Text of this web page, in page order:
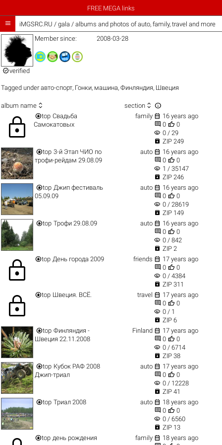
FREE MEGA links
 iMGSRC.RU / gala / albums and photos of auto, family, travel and more
verified
Member since: 2008-03-28
Tagged underавто-спорт, Гонки, машина,Финляндия, Швеция
album name  section  
lock top Свадьба
Самокатовых
family  16 years ago
 0  0
visibility 0 / 29
 ZIP 249
top 3-й Этап ЧИО по
трофи-рейдам 29.08.09
auto  16 years ago
 0  0
visibility 1 / 35147
 ZIP 246
top Джип фестиваль
05.09.09
auto  16 years ago
 0  0
visibility 0 / 28619
 ZIP 149
top Трофи 29.08.09 auto  16 years ago
 0  0
visibility 0 / 842
 ZIP 2
lock top День города 2009 friends  17 years ago
 0  0
visibility 0 / 4384
 ZIP 311
lock top Швеция. ВСЁ. travel  17 years ago
 0  0
visibility 0 / 1
 ZIP 6
top Финляндия -
Швеция 22.11.2008
Finland  17 years ago
 0  0
visibility 0 / 6714
 ZIP 38
top Кубок РАФ 2008
Джип-триал
auto  17 years ago
 0  0
visibility 0 / 12228
 ZIP 41
top Триал 2008 auto  18 years ago
 0  0
visibility 0 / 6560
 ZIP 13
top день рождения family  18 years ago